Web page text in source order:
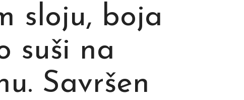
sloju, boja
suši na
Savršen